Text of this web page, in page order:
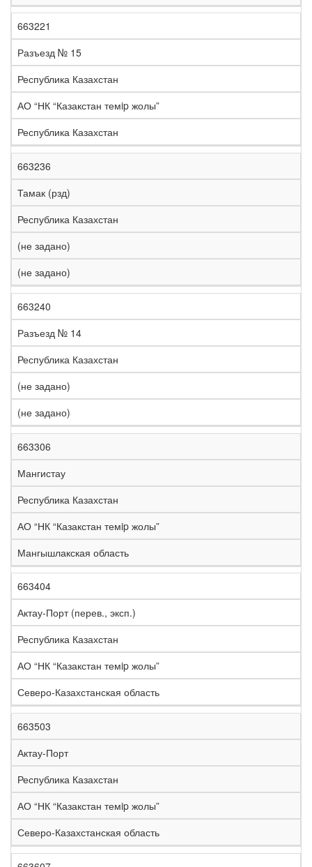
663221
Разъезд № 15
Республика Казахстан
АО “НК “Казакстан темip жолы”
Республика Казахстан
663236
Тамак (рзд)
Республика Казахстан
(не задано)
(не задано)
663240
Разъезд № 14
Республика Казахстан
(не задано)
(не задано)
663306
Мангистау
Республика Казахстан
АО “НК “Казакстан темip жолы”
Мангышлакская область
663404
Актау-Порт (перев., эксп.)
Республика Казахстан
АО “НК “Казакстан темip жолы”
Северо-Казахстанская область
663503
Актау-Порт
Республика Казахстан
АО “НК “Казакстан темip жолы”
Северо-Казахстанская область